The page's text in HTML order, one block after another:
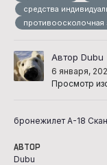
средства
противоосколочная
Автор Dubu
6 января,
Просмотр
бронежилет А-18
АВТОР
Dubu